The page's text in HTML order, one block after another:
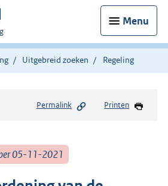
Menu
Uitgebreid zoeken Regeling
Permalink Printen
05-11-2021